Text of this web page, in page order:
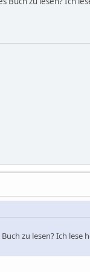
zu lesen? Ich lese